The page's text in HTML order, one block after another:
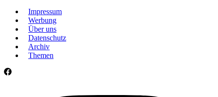
Impressum
Werbung
Über uns
Datenschutz
Archiv
Themen